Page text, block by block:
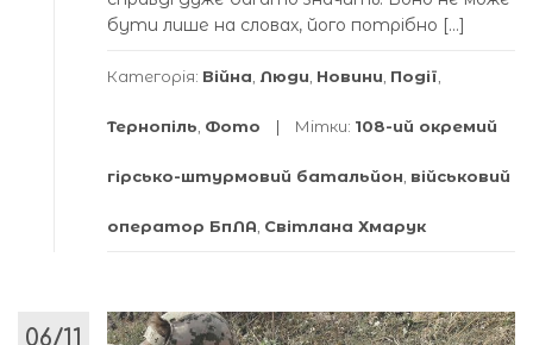
бути лише на словах, його потрібно […]
Категорія: Війна Люди Новини Події
Тернопіль Фото Мітки: 108-ий окремий
гірсько-штурмовий батальйон військовий
оператор БпЛА Світлана Хмарук
06/11